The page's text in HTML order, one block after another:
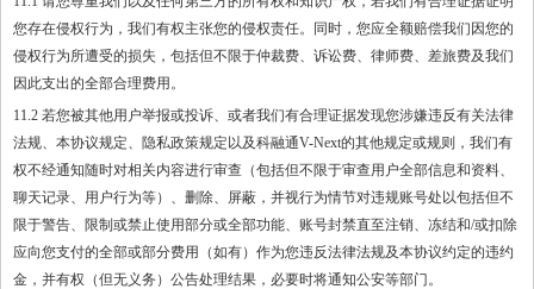
您存在侵权行为，我们有权主张您的侵权责任。同时，您应全额赔偿我们因您的
侵权行为所遭受的损失，包括但不限于仲裁费、诉讼费、律师费、差旅费及我们
因此支出的全部合理费用。
11.2 若您被其他用户举报或投诉、或者我们有合理证据发现您涉嫌违反有关法律
法规、本协议规定、隐私政策规定以及科融通V-Next的其他规定或规则，我们有
权不经通知随时对相关内容进行审查（包括但不限于审查用户全部信息和资料、
聊天记录、用户行为等）、删除、屏蔽，并视行为情节对违规账号处以包括但不
限于警告、限制或禁止使用部分或全部功能、账号封禁直至注销、冻结和/或扣除
应向您支付的全部或部分费用（如有）作为您违反法律法规及本协议约定的违约
金，并有权（但无义务）公告处理结果，必要时将通知公安等部门。